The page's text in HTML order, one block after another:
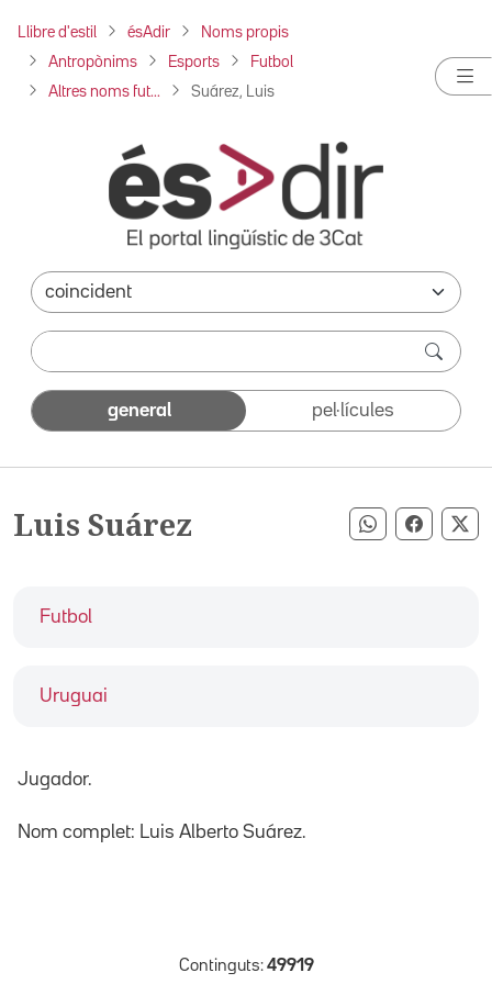
Llibre d'estil ésAdir Noms propis
Antropònims Esports Futbol
Altres noms fut... Suárez, Luis
general pel·lícules
Luis Suárez Compartir
Futbol
Uruguai
Jugador.
Nom complet: Luis Alberto Suárez.
Continguts: 49919